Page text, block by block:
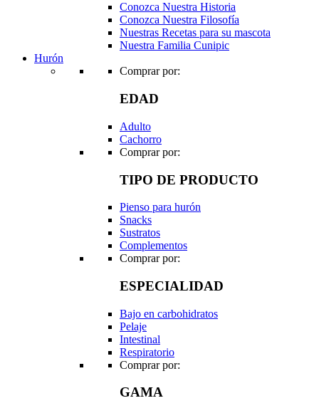
Conozca Nuestra Historia
Conozca Nuestra Filosofía
Nuestras Recetas para su mascota
Nuestra Familia Cunipic
Hurón
Comprar por:
EDAD
Adulto
Cachorro
Comprar por:
TIPO DE PRODUCTO
Pienso para hurón
Snacks
Sustratos
Complementos
Comprar por:
ESPECIALIDAD
Bajo en carbohidratos
Pelaje
Intestinal
Respiratorio
Comprar por:
GAMA